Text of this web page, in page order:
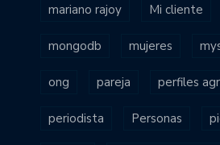
mariano rajoy Mi cliente
mongodb mujeres
ong pareja perfiles
periodista Personas